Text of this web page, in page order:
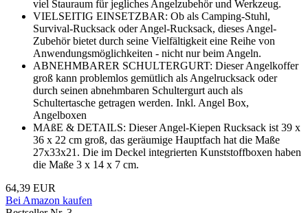
viel Stauraum für jegliches Angelzubehör und Werkzeug.
VIELSEITIG EINSETZBAR: Ob als Camping-Stuhl,
Survival-Rucksack oder Angel-Rucksack, dieses Angel-
Zubehör bietet durch seine Vielfältigkeit eine Reihe von
Anwendungsmöglichkeiten - nicht nur beim Angeln.
ABNEHMBARER SCHULTERGURT: Dieser Angelkoffer
groß kann problemlos gemütlich als Angelrucksack oder
durch seinen abnehmbaren Schultergurt auch als
Schultertasche getragen werden. Inkl. Angel Box,
Angelboxen
MAßE & DETAILS: Dieser Angel-Kiepen Rucksack ist 39 x
36 x 22 cm groß, das geräumige Hauptfach hat die Maße
27x33x21. Die im Deckel integrierten Kunststoffboxen haben
die Maße 3 x 14 x 7 cm.
64,39 EUR
Bei Amazon kaufen